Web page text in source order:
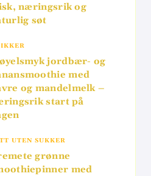
næringsrik og
søt
jordbær- og
med
og mandelmelk –
start på
UTEN SUKKER
grønne
med